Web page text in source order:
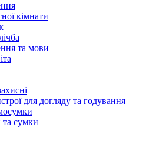
кімнати
та мови
для догляду та годування
та сумки